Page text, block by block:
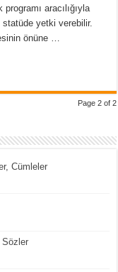
aracılığıyla
statüde yetki verebilir.
önüne …
Page 2 of 2
Cümleler